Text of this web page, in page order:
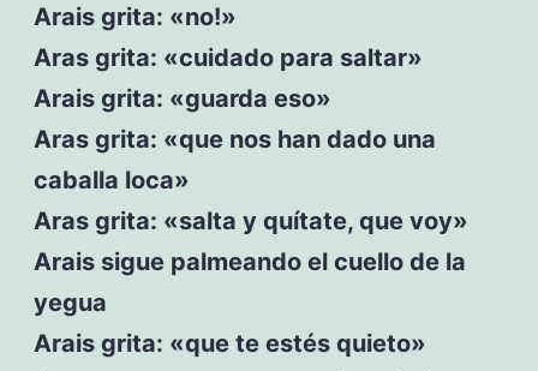
Arais grita: «no!»
Aras grita: «cuidado para saltar»
Arais grita: «guarda eso»
Aras grita: «que nos han dado una
caballa loca»
Aras grita: «salta y quítate, que voy»
Arais sigue palmeando el cuello de la
yegua
Arais grita: «que te estés quieto»